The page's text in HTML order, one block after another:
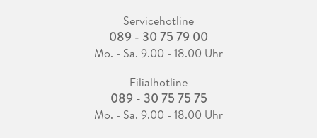
Servicehotline
089 - 30 75 79 00
Mo. - Sa. 9.00 - 18.00 Uhr
Filialhotline
089 - 30 75 75 75
Mo. - Sa. 9.00 - 18.00 Uhr